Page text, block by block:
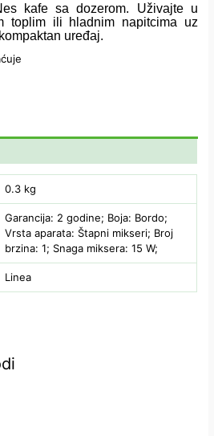
kafe sa dozerom. Uživajte u
toplim ili hladnim napitcima uz
uređaj.
0.3 kg
Garancija: 2 godine; Boja: Bordo;
Vrsta aparata: Štapni mikseri; Broj
brzina: 1; Snaga miksera: 15 W;
Linea